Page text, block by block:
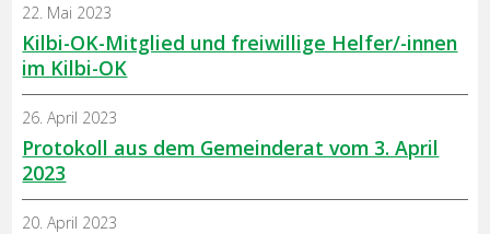
Kilbi-OK-Mitglied und freiwillige Helfer/-innen
im Kilbi-OK
22. Mai 2023
Protokoll aus dem Gemeinderat vom 3. April
2023
26. April 2023
20. April 2023